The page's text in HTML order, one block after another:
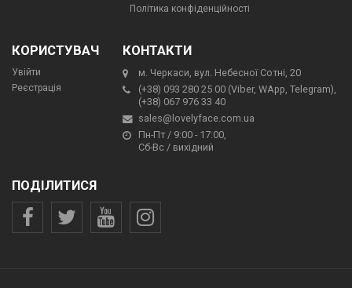
Політика конфіденційності
КОРИСТУВАЧ
Увійти
Реєстрація
КОНТАКТИ
м. Черкаси, вул. Небесної Сотні, 20
(+38) 093 280 25 00 (Viber, WApp, Telegram),
(+38) 067 976 33 40
sales@lovelyface.com.ua
Пн-Пт / 9:00 - 17:00,
Сб-Вс / вихідний
ПОДІЛИТИСЯ